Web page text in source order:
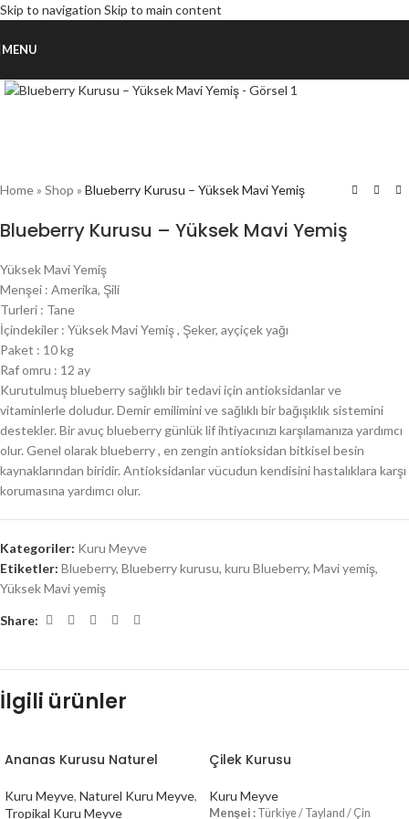
Skip to navigation Skip to main content
MENU
Home» Shop » Blueberry Kurusu – Yüksek Mavi Yemiş
Blueberry Kurusu – Yüksek Mavi Yemiş
Yüksek Mavi Yemiş
Menşei : Amerika, Şili
Turleri : Tane
İçindekiler : Yüksek Mavi Yemiş , Şeker, ayçiçek yağı
Paket : 10 kg
Raf omru : 12 ay
Kurutulmuş blueberry sağlıklı bir tedavi için antioksidanlar ve
vitaminlerle doludur. Demir emilimini ve sağlıklı bir bağışıklık sistemini
destekler. Bir avuç blueberry günlük lif ihtiyacınızı karşılamanıza yardımcı
olur. Genel olarak blueberry , en zengin antioksidan bitkisel besin
kaynaklarından biridir. Antioksidanlar vücudun kendisini hastalıklara karşı
korumasına yardımcı olur.
Kategoriler: Kuru Meyve
Etiketler: Blueberry, Blueberry kurusu, kuru Blueberry, Mavi yemiş,
Yüksek Mavi yemiş
Share:
İlgili ürünler
Ananas Kurusu Naturel
Kuru Meyve, Naturel Kuru Meyve,
Tropikal Kuru Meyve
Çilek Kurusu
Kuru Meyve
Menşei : Türkiye / Tayland / Çin